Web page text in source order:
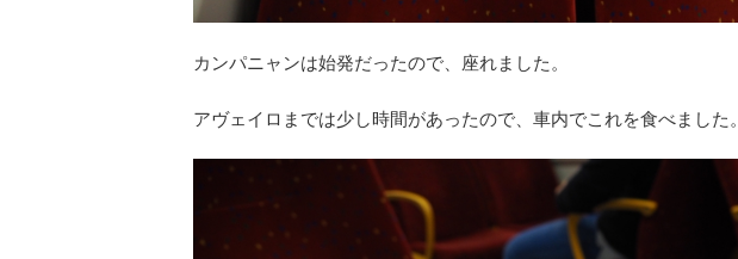
カンパニャンは始発だったので、座れました。
アヴェイロまでは少し時間があったので、車内でこれを食べました。